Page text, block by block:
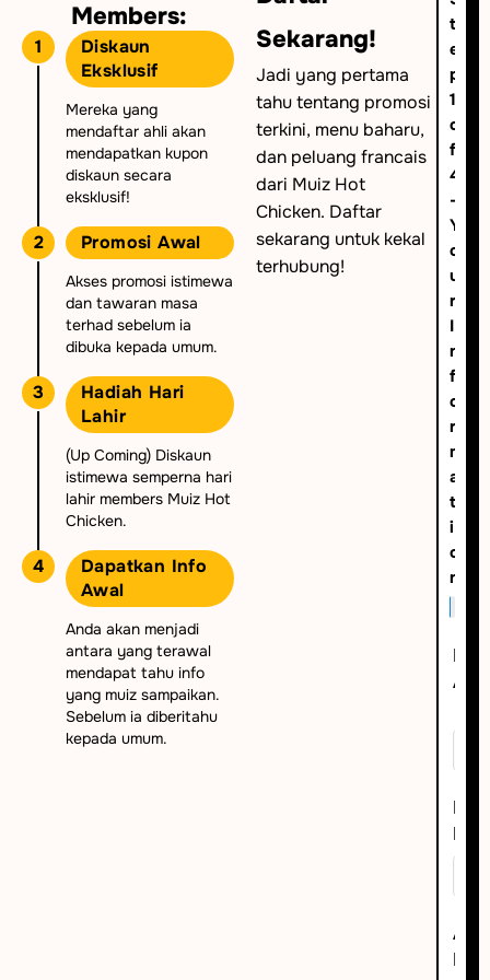
Members:
1
Diskaun
Eksklusif
Mereka yang
mendaftar ahli akan
mendapatkan kupon
diskaun secara
eksklusif!
2 Promosi Awal
Akses promosi istimewa
dan tawaran masa
terhad sebelum ia
dibuka kepada umum.
3
Hadiah Hari
Lahir
(Up Coming) Diskaun
istimewa semperna hari
lahir members Muiz Hot
Chicken.
4
Dapatkan Info
Awal
Anda akan menjadi
antara yang terawal
mendapat tahu info
yang muiz sampaikan.
Sebelum ia diberitahu
kepada umum.
Sekarang!
Jadi yang pertama
tahu tentang promosi
terkini, menu baharu,
dan peluang francais
dari Muiz Hot
Chicken. Daftar
sekarang untuk kekal
terhubung!
t
e
p
1
o
f
4
-
Y
o
u
r
I
n
f
o
r
m
a
t
i
o
n